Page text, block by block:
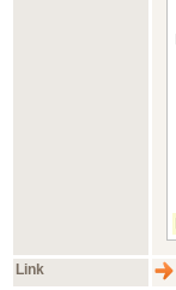
Link